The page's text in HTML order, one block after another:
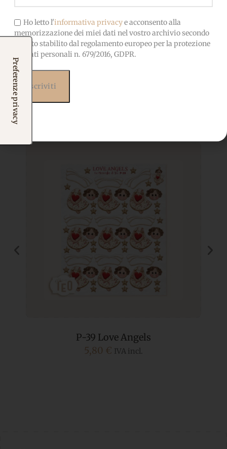
Potrebbero interessarti
P-39 Love Angels
5,80 € IVA incl.
Ho letto l'informativa privacye acconsento alla
memorizzazione dei miei dati nel vostro archivio secondo
quanto stabilito dal regolamento europeo per la protezione
dei dati personali n. 679/2016, GDPR.